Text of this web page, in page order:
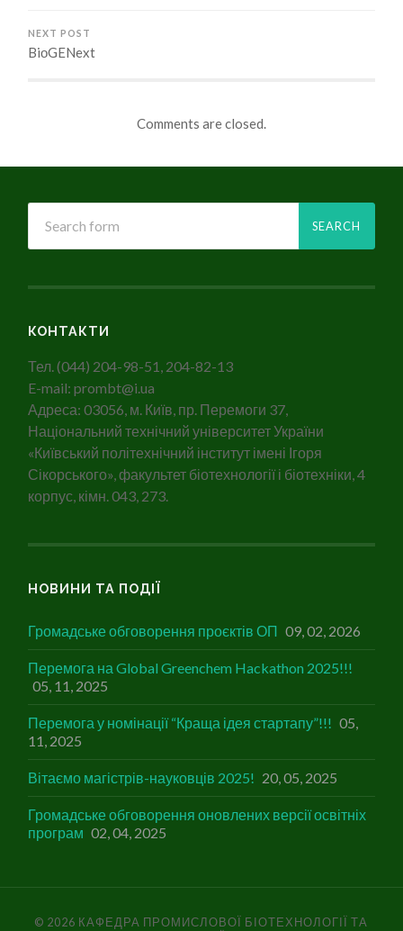
NEXT POST
BiоGENext
Comments are closed.
КОНТАКТИ
Тел. (044) 204-98-51, 204-82-13
E-mail: prombt@i.ua
Адреса: 03056, м. Київ, пр. Перемоги 37,
Національний технічний університет України
«Київський політехнічний інститут імені Ігоря
Сікорського», факультет біотехнології і біотехніки, 4
корпус, кімн. 043, 273.
НОВИНИ ТА ПОДІЇ
Громадське обговорення проєктів ОП 09, 02, 2026
Перемога на Global Greenchem Hackathon 2025!!!
05, 11, 2025
Перемога у номінації “Краща ідея стартапу”!!! 05,
11, 2025
Вітаємо магістрів-науковців 2025! 20, 05, 2025
Громадське обговорення оновлених версії освітніх
програм 02, 04, 2025
© 2026 КАФЕДРА ПРОМИСЛОВОЇ БІОТЕХНОЛОГІЇ ТА